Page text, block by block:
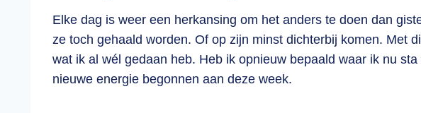
Elke dag is weer een herkansing om het anders te doen dan
ze toch gehaald worden. Of op zijn minst dichterbij komen. Met
wat ik al wél gedaan heb. Heb ik opnieuw bepaald waar ik nu
nieuwe energie begonnen aan deze week.